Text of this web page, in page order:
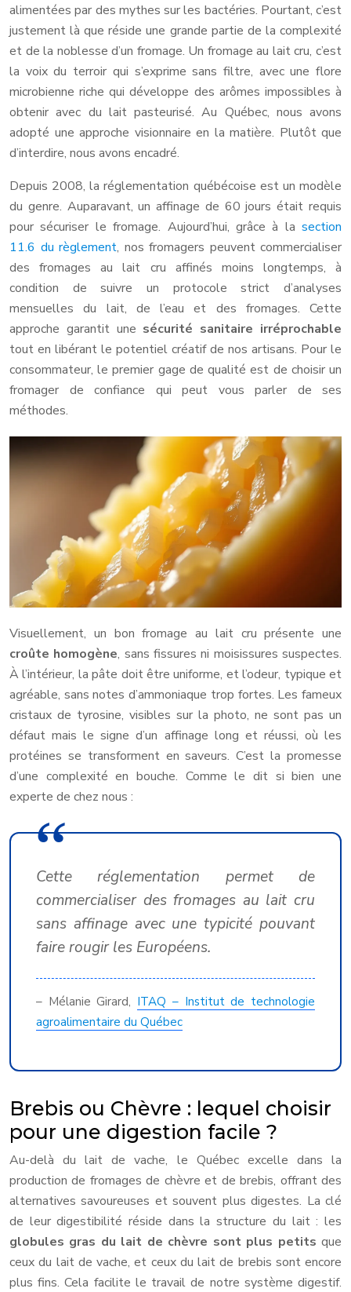
alimentées par des mythes sur les bactéries. Pourtant, c’est
justement là que réside une grande partie de la complexité
et de la noblesse d’un fromage. Un fromage au lait cru, c’est
la voix du terroir qui s’exprime sans filtre, avec une flore
microbienne riche qui développe des arômes impossibles à
obtenir avec du lait pasteurisé. Au Québec, nous avons
adopté une approche visionnaire en la matière. Plutôt que
d’interdire, nous avons encadré.
Depuis 2008, la réglementation québécoise est un modèle
du genre. Auparavant, un affinage de 60 jours était requis
pour sécuriser le fromage. Aujourd’hui, grâce à la section
11.6 du règlement, nos fromagers peuvent commercialiser
des fromages au lait cru affinés moins longtemps, à
condition de suivre un protocole strict d’analyses
mensuelles du lait, de l’eau et des fromages. Cette
approche garantit une sécurité sanitaire irréprochable
tout en libérant le potentiel créatif de nos artisans. Pour le
consommateur, le premier gage de qualité est de choisir un
fromager de confiance qui peut vous parler de ses
méthodes.
Visuellement, un bon fromage au lait cru présente une
croûte homogène, sans fissures ni moisissures suspectes.
À l’intérieur, la pâte doit être uniforme, et l’odeur, typique et
agréable, sans notes d’ammoniaque trop fortes. Les fameux
cristaux de tyrosine, visibles sur la photo, ne sont pas un
défaut mais le signe d’un affinage long et réussi, où les
protéines se transforment en saveurs. C’est la promesse
d’une complexité en bouche. Comme le dit si bien une
experte de chez nous :
Cette réglementation permet de
commercialiser des fromages au lait cru
sans affinage avec une typicité pouvant
faire rougir les Européens.
– Mélanie Girard, ITAQ – Institut de technologie
agroalimentaire du Québec
Brebis ou Chèvre : lequel choisir
pour une digestion facile ?
Au-delà du lait de vache, le Québec excelle dans la
production de fromages de chèvre et de brebis, offrant des
alternatives savoureuses et souvent plus digestes. La clé
de leur digestibilité réside dans la structure du lait : les
globules gras du lait de chèvre sont plus petits que
ceux du lait de vache, et ceux du lait de brebis sont encore
plus fins. Cela facilite le travail de notre système digestif.